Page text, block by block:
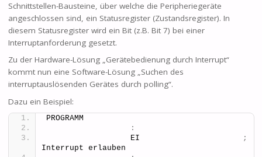
Schnittstellen-Bausteine, über welche die Peripheriegeräte
angeschlossen sind, ein Statusregister (Zustandsregister). In
diesem Statusregister wird ein Bit (z.B. Bit 7) bei einer
Interruptanforderung gesetzt.
Zu der Hardware-Lösung „Gerätebedienung durch Interrupt“
kommt nun eine Software-Lösung „Suchen des
interruptauslösenden Gerätes durch polling“.
Dazu ein Beispiel:
PROGRAMM
:
                  EI
;
Interrupt erlauben